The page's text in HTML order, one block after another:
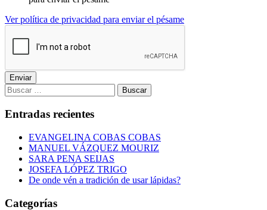
Ver política de privacidad para enviar el pésame
Enviar
Buscar:
Entradas recientes
EVANGELINA COBAS COBAS
MANUEL VÁZQUEZ MOURIZ
SARA PENA SEIJAS
JOSEFA LÓPEZ TRIGO
De onde vén a tradición de usar lápidas?
Categorías